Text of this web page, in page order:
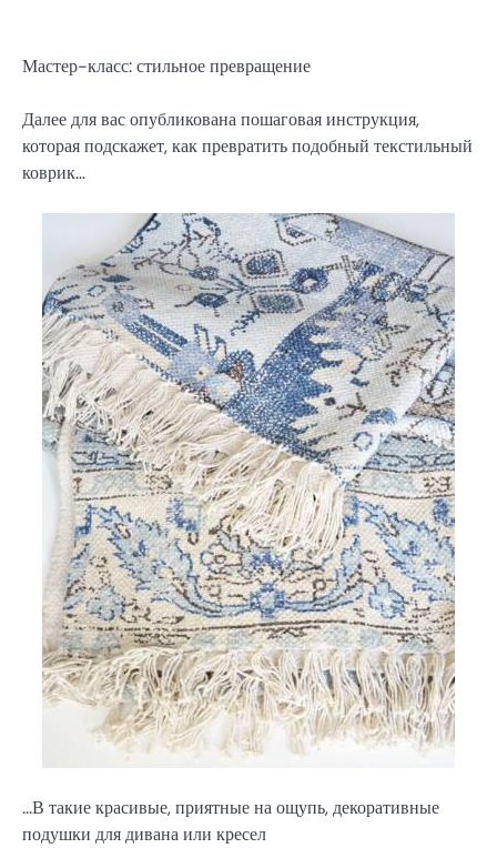
Мастер-класс: стильное превращение
Далее для вас опубликована пошаговая инструкция,
которая подскажет, как превратить подобный текстильный
коврик…
…В такие красивые, приятные на ощупь, декоративные
подушки для дивана или кресел